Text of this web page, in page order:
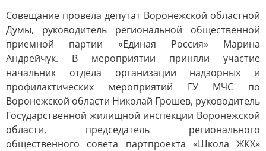
Совещание провела депутат Воронежской областной
Думы, руководитель региональной общественной
приемной партии «Единая Россия» Марина
Андрейчук. В мероприятии приняли участие
начальник отдела организации надзорных и
профилактических мероприятий ГУ МЧС по
Воронежской области Николай Грошев, руководитель
Государственной жилищной инспекции Воронежской
области, председатель регионального
общественного совета партпроекта «Школа ЖКХ»